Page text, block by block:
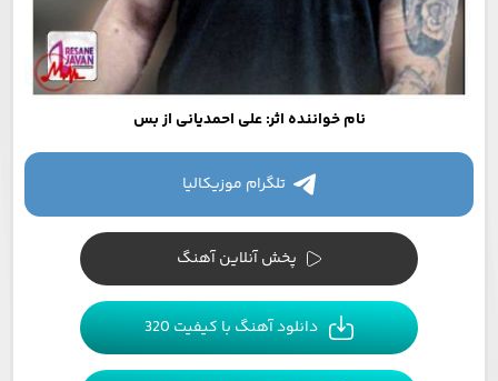
نام خواننده اثر: علی احمدیانی از بس
تلگرام موزیکالیا
پخش آنلاین آهنگ
دانلود آهنگ با کیفیت 320